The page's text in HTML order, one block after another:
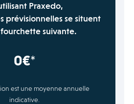
Praxedo,
prévisionnelles se situent
suivante.
0€*
est une moyenne annuelle
indicative.